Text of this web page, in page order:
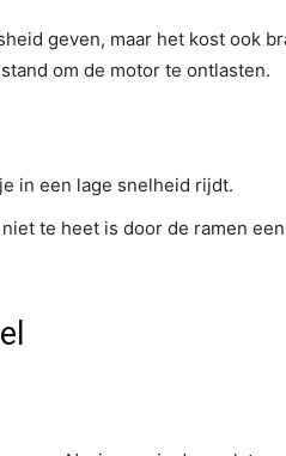
geven, maar het kost ook
om de motor te ontlasten.
in een lage snelheid rijdt.
te heet is door de ramen